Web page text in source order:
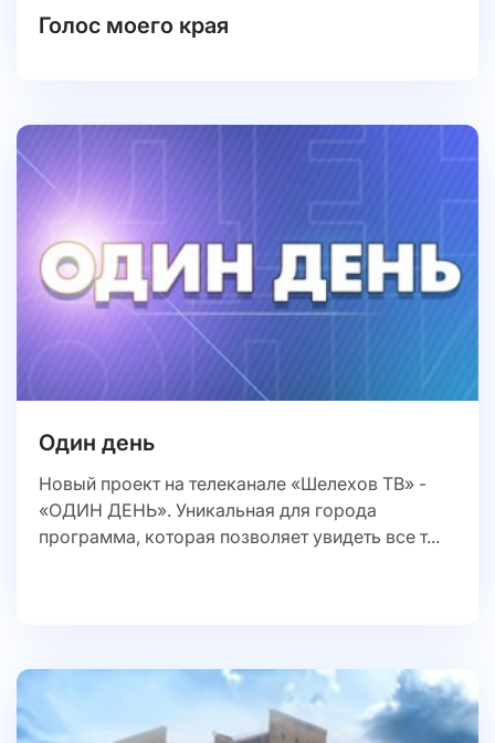
Голос моего края
Один день
Новый проект на телеканале «Шелехов ТВ» -
«ОДИН ДЕНЬ». Уникальная для города
программа, которая позволяет увидеть все т...